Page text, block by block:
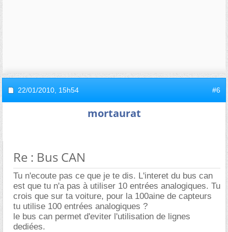
22/01/2010, 15h54 #6
mortaurat
Re : Bus CAN
Tu n'ecoute pas ce que je te dis. L'interet du bus can
est que tu n'a pas à utiliser 10 entrées analogiques. Tu
crois que sur ta voiture, pour la 100aine de capteurs
tu utilise 100 entrées analogiques ?
le bus can permet d'eviter l'utilisation de lignes
dediées.